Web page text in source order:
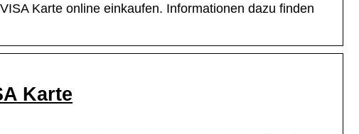
Karte online einkaufen. Informationen dazu finden
Karte